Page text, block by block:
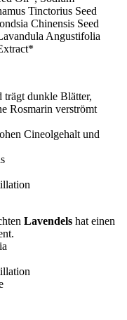
Tinctorius Seed
Chinensis Seed
Angustifolia
trägt dunkle Blätter,
Rosmarin verströmt
Cineolgehalt und
Lavendels hat einen